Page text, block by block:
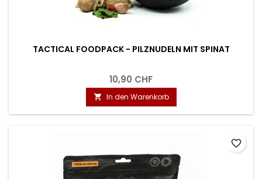
TACTICAL FOODPACK - PILZNUDELN MIT SPINAT
10,90 CHF
 In den Warenkorb
favorite_border